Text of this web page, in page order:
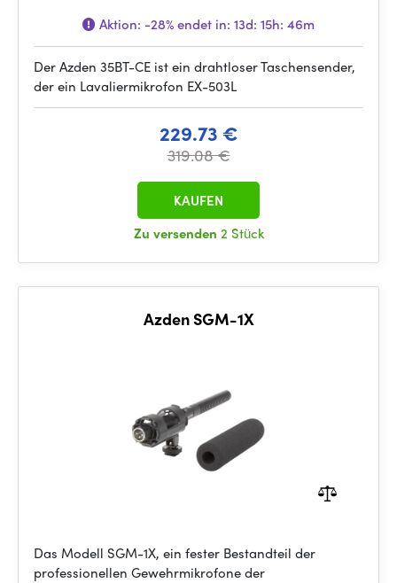
Aktion: -28%endet in: 13d: 15h: 46m
Der Azden 35BT-CE ist ein drahtloser Taschensender,
der ein Lavaliermikrofon EX-503L
229.73 €
319.08 €
Zu versenden 2 Stück
KAUFEN
Azden SGM-1X
Das Modell SGM-1X, ein fester Bestandteil der
professionellen Gewehrmikrofone der